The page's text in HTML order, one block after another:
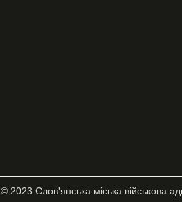
© 2023 Слов'янська міська військова